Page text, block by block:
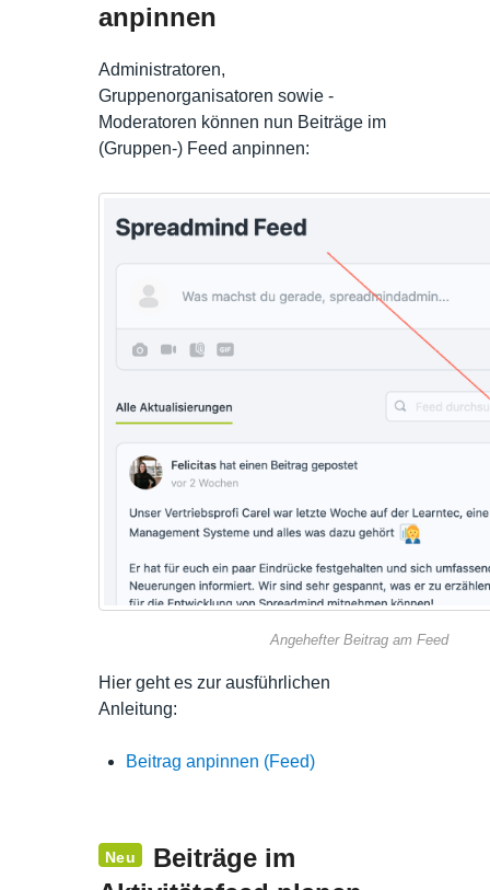
anpinnen
Administratoren,
Gruppenorganisatoren sowie -
Moderatoren können nun Beiträge im
(Gruppen-) Feed anpinnen:
Angehefter Beitrag am Feed
Hier geht es zur ausführlichen
Anleitung:
Beitrag anpinnen (Feed)
Neu
Beiträge im